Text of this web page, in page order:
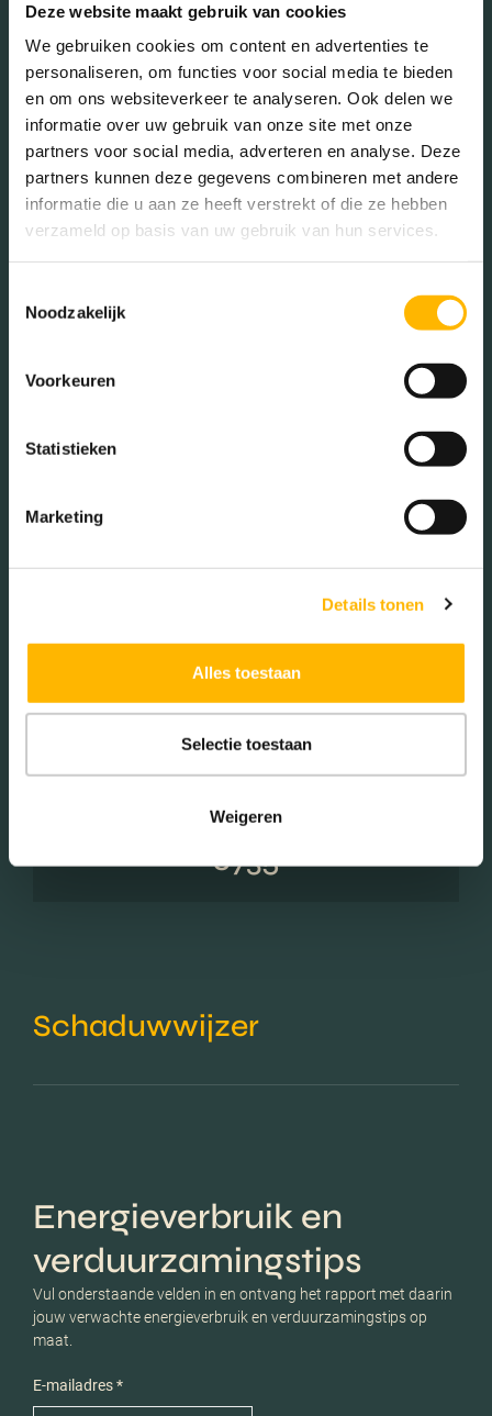
Deze website maakt gebruik van cookies
We gebruiken cookies om content en advertenties te
personaliseren, om functies voor social media te bieden
en om ons websiteverkeer te analyseren. Ook delen we
informatie over uw gebruik van onze site met onze
partners voor social media, adverteren en analyse. Deze
partners kunnen deze gegevens combineren met andere
informatie die u aan ze heeft verstrekt of die ze hebben
verzameld op basis van uw gebruik van hun services.
Noodzakelijk
Voorkeuren
Statistieken
Marketing
Details tonen
Alles toestaan
Selectie toestaan
Weigeren
65+ jaar (8.01%)
Geslacht
Mannen (48.92%)
Vrouwen (51.08%)
Éénpersoons huishoudens
Aantal inwoners:
6735
Schaduwwijzer
Energieverbruik en
verduurzamingstips
Vul onderstaande velden in en ontvang het rapport met daarin
jouw verwachte energieverbruik en verduurzamingstips op
maat.
E-mailadres *